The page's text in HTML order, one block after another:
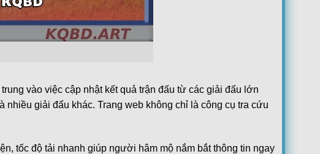
vào việc cập nhật kết quả trận đấu từ các giải đấu lớn
giải đấu khác. Trang web không chỉ là công cụ tra cứu
tốc độ tải nhanh giúp người hâm mộ nắm bắt thông tin ngay